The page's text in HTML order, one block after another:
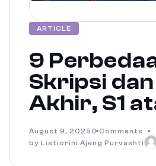
ARTICLE
9
Skripsi
Akhir, S1
August 9, 2025 0 Comments
by Listiorini Ajeng Purvashti